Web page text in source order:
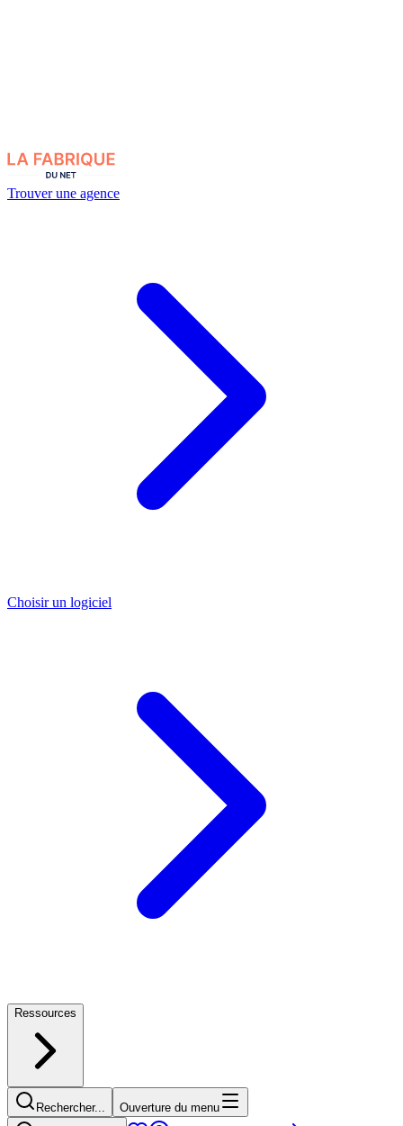
Trouver une agence
Choisir un logiciel
Ressources
Rechercher... Ouverture du menu